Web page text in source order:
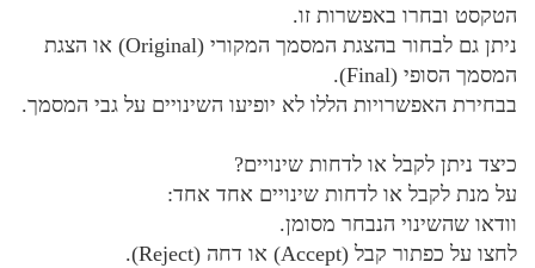
הטקסט ובחרו באפשרות זו.
ניתן גם לבחור בהצגת המסמך המקורי (Original) או הצגת
המסמך הסופי (Final).
בבחירת האפשרויות הללו לא יופיעו השינויים על גבי המסמך.
כיצד ניתן לקבל או לדחות שינויים?
על מנת לקבל או לדחות שינויים אחד אחד:
וודאו שהשינוי הנבחר מסומן.
לחצו על כפתור קבל (Accept) או דחה (Reject).